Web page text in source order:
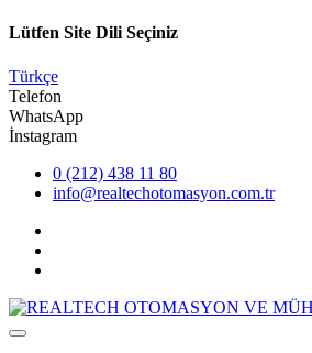
Lütfen Site Dili Seçiniz
Türkçe
Telefon
WhatsApp
İnstagram
0 (212) 438 11 80
info@realtechotomasyon.com.tr